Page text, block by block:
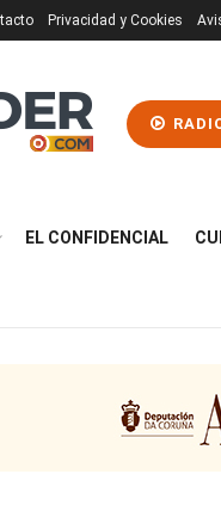
Privacidad y Cookies
EL CONFIDENCIAL